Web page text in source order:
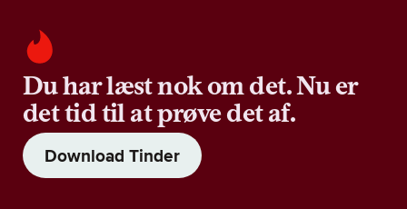
Du har læst nok om det. Nu er
det tid til at prøve det af.
Download Tinder